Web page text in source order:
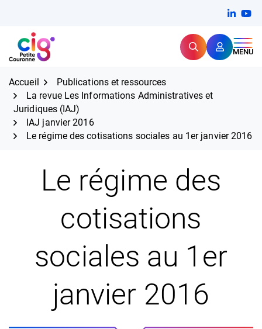
contenu
CIG Petite Couronne RechercherMENU
Expertise et proximité pour
Accueil
Publications et ressources
La revue Les Informations Administratives et
Juridiques (IAJ)
IAJ janvier 2016
Le régime des cotisations sociales au 1er janvier 2016
Le régime des
cotisations
sociales au 1er
janvier 2016